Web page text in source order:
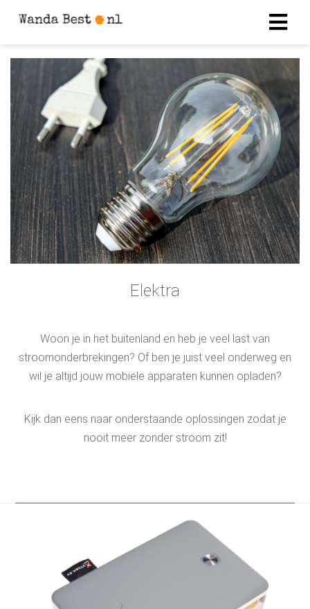
Elektra
Woon je in het buitenland en heb je veel last van
stroomonderbrekingen? Of ben je juist veel onderweg en
wil je altijd jouw mobiele apparaten kunnen opladen?
Kijk dan eens naar onderstaande oplossingen zodat je
nooit meer zonder stroom zit!